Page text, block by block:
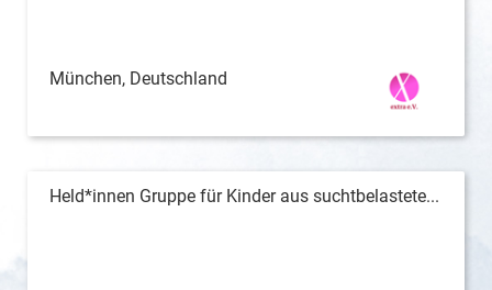
München, Deutschland
Held*innen Gruppe für Kinder aus suchtbelastete...